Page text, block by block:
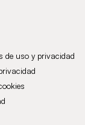
de uso y privacidad